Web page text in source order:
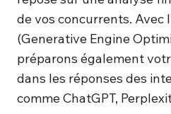
de vos concurrents. Avec
(Generative Engine
préparons également
dans les réponses des
comme ChatGPT,